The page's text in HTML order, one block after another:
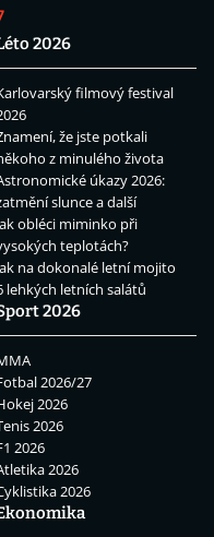
2026
filmový festival
že jste potkali
z minulého života
úkazy 2026:
slunce a další
obléci miminko při
teplotách?
na dokonalé letní mojito
lehkých letních salátů
2026
2026/27
2026
2026
2026
2026
2026